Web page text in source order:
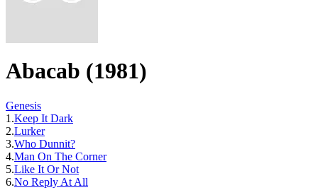
Abacab (1981)
Genesis
1.Keep It Dark
2.Lurker
3.Who Dunnit?
4.Man On The Corner
5.Like It Or Not
6.No Reply At All